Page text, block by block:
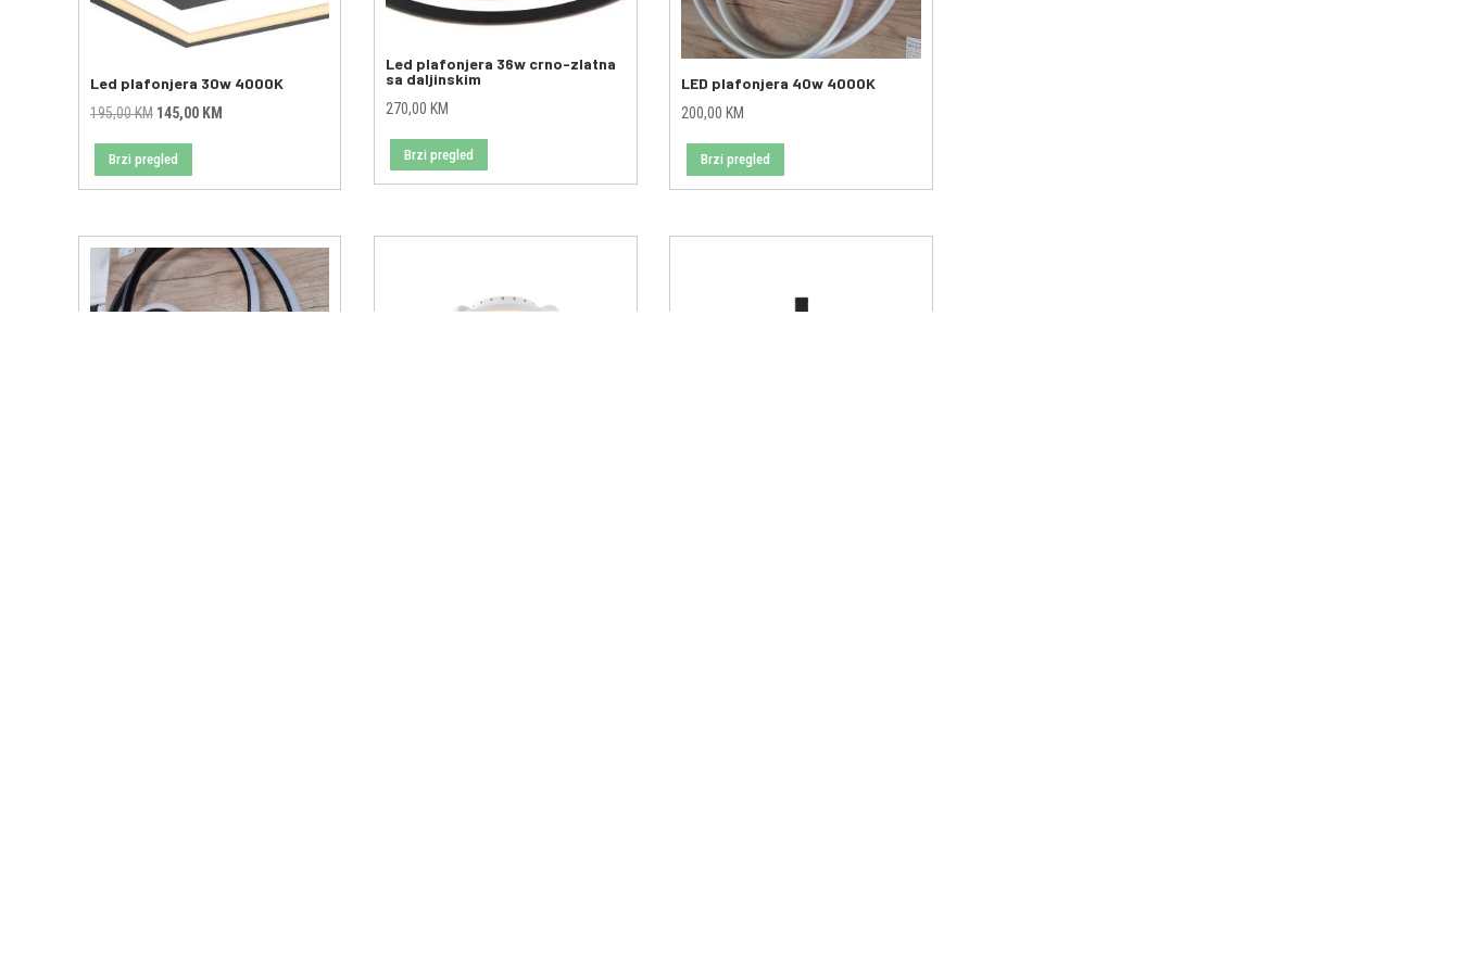
Led plafonjera 30w 4000K
195,00KM Original
price
was:
145,00 KM
Brzi pregled
Led plafonjera 36w crno-zlatna
sa daljinskim
270,00 KM
Brzi pregled
LED plafonjera 40w 4000K
200,00 KM
Brzi pregled